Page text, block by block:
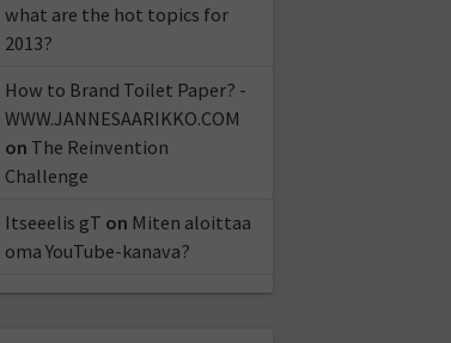
what are the hot topics for
2013?
How to Brand Toilet Paper? -
WWW.JANNESAARIKKO.COM
on The Reinvention
Challenge
Itseeelis gT on Miten aloittaa
oma YouTube-kanava?